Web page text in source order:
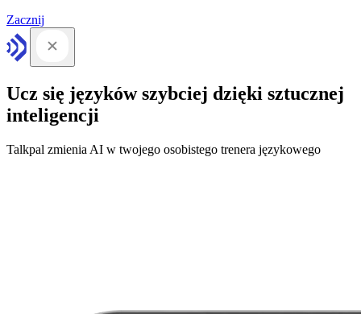
Zacznij
Ucz się języków szybciej dzięki sztucznej
inteligencji
Talkpal zmienia AI w twojego osobistego trenera językowego